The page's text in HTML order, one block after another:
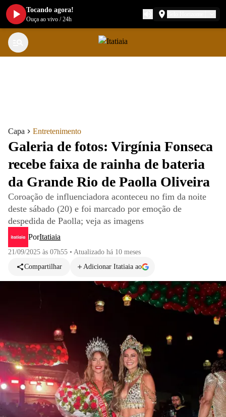
Capa Entretenimento
Galeria de fotos: Virgínia Fonseca
recebe faixa de rainha de bateria
da Grande Rio de Paolla Oliveira
Coroação de influenciadora aconteceu no fim da noite
deste sábado (20) e foi marcado por emoção de
despedida de Paolla; veja as imagens
PorItatiaia
21/09/2025 às 07h55 • Atualizado há 10 meses
Compartilhar
Adicionar Itatiaia ao
Tocando agora!
Ouça ao vivo /24h